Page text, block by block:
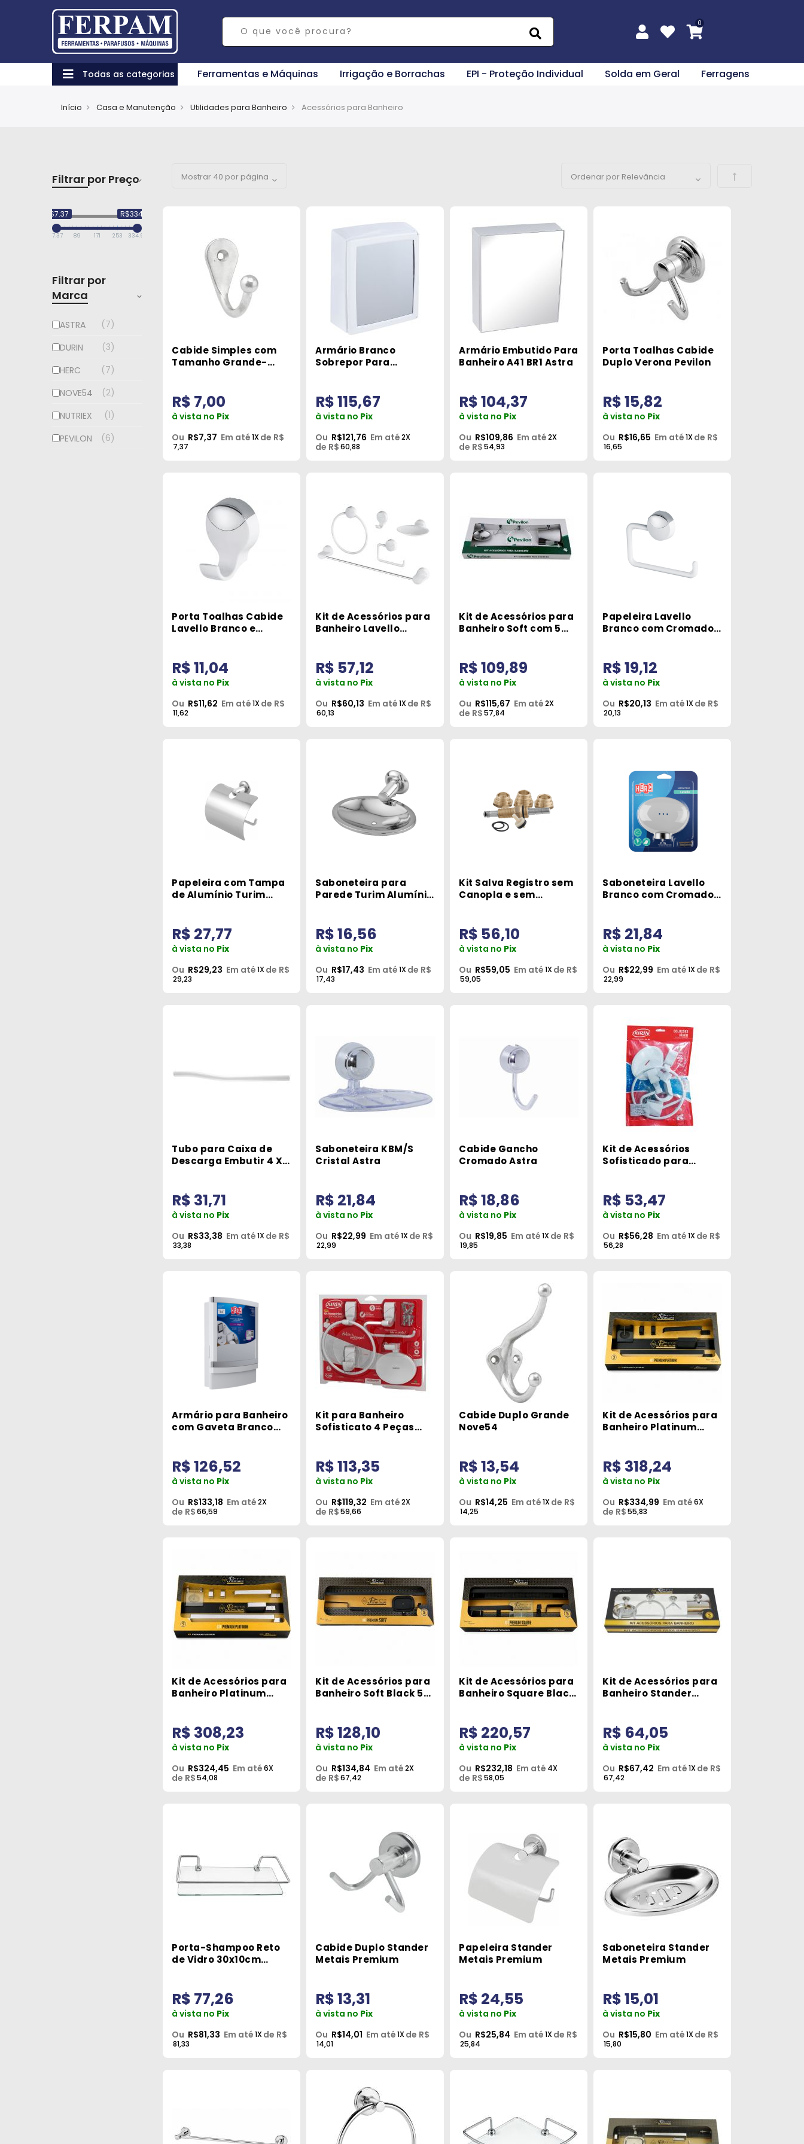
Todas as categorias Ferramentas e Máquinas Irrigação e Borrachas EPI - Proteção Individual Solda em Geral Ferragens
Início Casa e Manutenção Utilidades para Banheiro Acessórios para Banheiro
Definir Direção
Cabide Simples com
Tamanho Grande-
R$ 7,00
à vista no Pix
Ou R$7,37 Em até1X de R$
7,37
Armário Branco
Sobrepor Para
R$ 115,67
à vista no Pix
Ou R$121,76 Em até2X
de R$60,88
Armário Embutido Para
Banheiro A41 BR1 Astra
R$ 104,37
à vista no Pix
Ou R$109,86 Em até2X
de R$54,93
Porta Toalhas Cabide
Duplo Verona Pevilon
R$ 15,82
à vista no Pix
Ou R$16,65 Em até1X de R$
16,65
Porta Toalhas Cabide
Lavello Branco e
R$ 11,04
à vista no Pix
Ou R$11,62 Em até1X de R$
11,62
Kit de Acessórios para
Banheiro Lavello
R$ 57,12
à vista no Pix
Ou R$60,13 Em até1X de R$
60,13
Kit de Acessórios para
Banheiro Soft com 5
R$ 109,89
à vista no Pix
Ou R$115,67 Em até2X
de R$57,84
Papeleira Lavello
Branco com Cromado
R$ 19,12
à vista no Pix
Ou R$20,13 Em até1X de R$
20,13
Papeleira com Tampa
de Alumínio Turim
R$ 27,77
à vista no Pix
Ou R$29,23 Em até1X de R$
29,23
Saboneteira para
Parede Turim Alumínio
R$ 16,56
à vista no Pix
Ou R$17,43 Em até1X de R$
17,43
Kit Salva Registro sem
Canopla e sem
R$ 56,10
à vista no Pix
Ou R$59,05 Em até1X de R$
59,05
Saboneteira Lavello
Branco com Cromado
R$ 21,84
à vista no Pix
Ou R$22,99 Em até1X de R$
22,99
Tubo para Caixa de
Descarga Embutir 4 X
R$ 31,71
à vista no Pix
Ou R$33,38 Em até1X de R$
33,38
Saboneteira KBM/S
Cristal Astra
R$ 21,84
à vista no Pix
Ou R$22,99 Em até1X de R$
22,99
Cabide Gancho
Cromado Astra
R$ 18,86
à vista no Pix
Ou R$19,85 Em até1X de R$
19,85
Kit de Acessórios
Sofisticado para
R$ 53,47
à vista no Pix
Ou R$56,28 Em até1X de R$
56,28
Armário para Banheiro
com Gaveta Branco
R$ 126,52
à vista no Pix
Ou R$133,18 Em até2X
de R$66,59
Kit para Banheiro
Sofisticato 4 Peças
R$ 113,35
à vista no Pix
Ou R$119,32 Em até2X
de R$59,66
Cabide Duplo Grande
Nove54
R$ 13,54
à vista no Pix
Ou R$14,25 Em até1X de R$
14,25
Kit de Acessórios para
Banheiro Platinum
R$ 318,24
à vista no Pix
Ou R$334,99 Em até6X
de R$55,83
Kit de Acessórios para
Banheiro Platinum
R$ 308,23
à vista no Pix
Ou R$324,45 Em até6X
de R$54,08
Kit de Acessórios para
Banheiro Soft Black 5
R$ 128,10
à vista no Pix
Ou R$134,84 Em até2X
de R$67,42
Kit de Acessórios para
Banheiro Square Black
R$ 220,57
à vista no Pix
Ou R$232,18 Em até 4X
de R$58,05
Kit de Acessórios para
Banheiro Stander
R$ 64,05
à vista no Pix
Ou R$67,42 Em até1X de R$
67,42
Porta-Shampoo Reto
de Vidro 30x10cm
R$ 77,26
à vista no Pix
Ou R$81,33 Em até1X de R$
81,33
Cabide Duplo Stander
Metais Premium
R$ 13,31
à vista no Pix
Ou R$14,01 Em até1X de R$
14,01
Papeleira Stander
Metais Premium
R$ 24,55
à vista no Pix
Ou R$25,84 Em até1X de R$
25,84
Saboneteira Stander
Metais Premium
R$ 15,01
à vista no Pix
Ou R$15,80 Em até1X de R$
15,80
Filtrar por Preço
R$7.37 R$334.99
7.37 89 171 253 334.99
Filtrar por
Marca
ASTRA
7
DURIN
3
HERC
7
NOVE54
2
NUTRIEX
1
PEVILON
6